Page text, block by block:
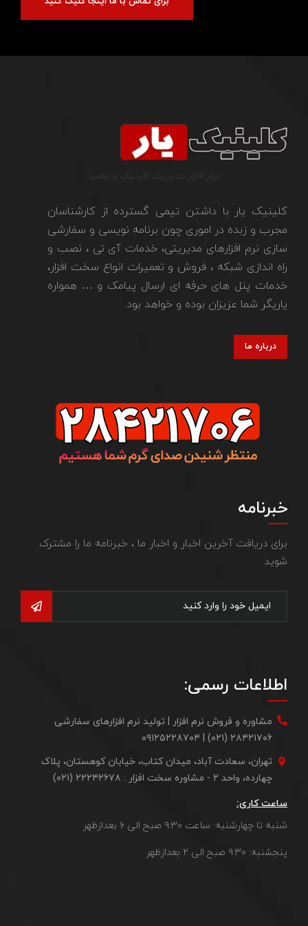
کلینیک یار با داشتن تیمی گسترده از کارشناسان
مجرب و زبده در اموری چون برنامه نویسی و سفارشی
سازی نرم افزارهای مدیریتی، خدمات آی تی ، نصب و
راه اندازی شبکه ، فروش و تعمیرات انواع سخت افزار،
خدمات پنل های حرفه ای ارسال پیامک و … همواره
یاریگر شما عزیزان بوده و خواهد بود.
درباره ما
خبرنامه
برای دریافت آخرین اخبار و اخبار ما ، خبرنامه ما را مشترک
شوید
اطلاعات رسمی:
مشاوره و فروش نرم افزار | تولید نرم افزارهای سفارشی
۲۸۴۲۱۷۰۶ (۰۲۱) | ۰۹۱۲۵۲۲۸۷۰۴
تهران، سعادت آباد، میدان کتاب، خیابان کوهستان، پلاک
چهارده، واحد ۲ - مشاوره سخت افزار : ۲۲۲۴۲۶۷۸ (۰۲۱)
ساعت کاری:
شنبه تا چهارشنبه: ساعت ۹:۳۰ صبح الی ۶ بعدازظهر
پنجشنبه: ۹:۳۰ صبح الی ۲ بعدازظهر